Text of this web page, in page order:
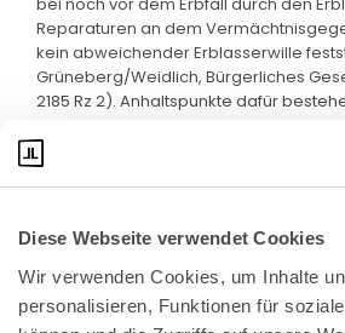
Diese Webseite verwendet Cookies
Wir verwenden Cookies, um Inhalte
personalisieren, Funktionen für
Reparaturen an dem
kein abweichender Erblasserwille
Grüneberg/Weidlich, Bürgerliches
2185 Rz 2). Anhaltspunkte dafür